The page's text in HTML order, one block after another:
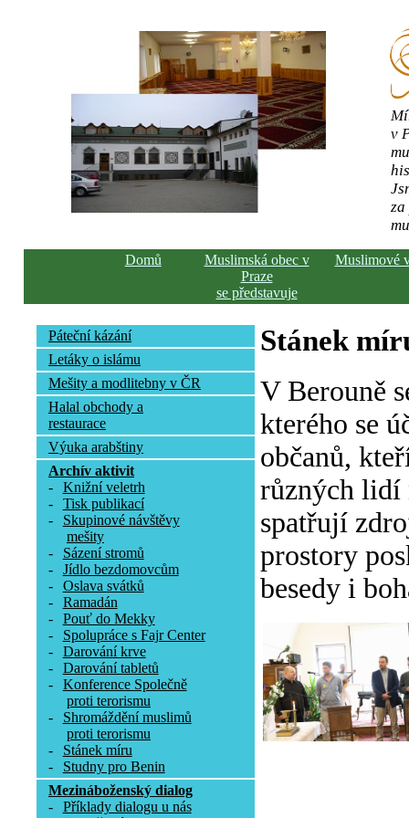
v
Domů
Muslimská obec v
Praze
se představuje
Muslimové
Páteční kázání
Letáky o islámu
Mešity a modlitebny v ČR
Halal obchody a
restaurace
Výuka arabštiny
Archív aktivit
-
Knižní veletrh
-
Tisk publikací
-
Skupinové návštěvy
mešity
-
Sázení stromů
-
Jídlo bezdomovcům
-
Oslava svátků
-
Ramadán
-
Pouť do Mekky
-
Spolupráce s Fajr Center
-
Darování krve
-
Darování tabletů
-
Konference Společně
proti terorismu
-
Shromáždění muslimů
proti terorismu
-
Stánek míru
-
Studny pro Benin
Mezináboženský dialog
-
Příklady dialogu u nás
Stánek
V Berouně
kterého se
občanů,
různých lidí
spatřují
prostory
besedy i